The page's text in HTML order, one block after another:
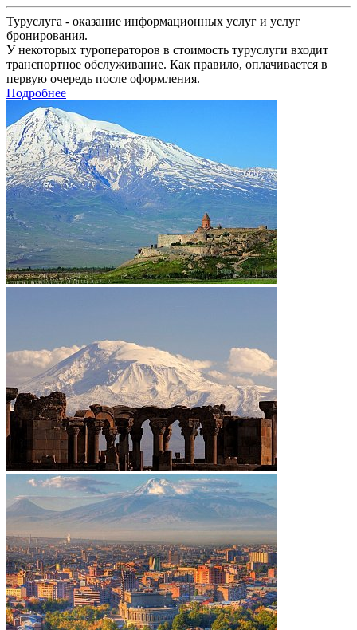
Туруслуга - оказание информационных услуг и услуг
бронирования.
У некоторых туроператоров в стоимость туруслуги входит
транспортное обслуживание. Как правило, оплачивается в
первую очередь после оформления.
Подробнее